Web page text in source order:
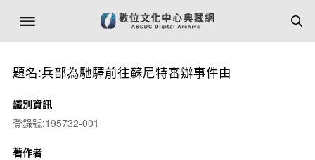
題名:兵部為馳驛前往蘇尼特審辦事件由
識別資訊
登錄號:195732-001
著作者